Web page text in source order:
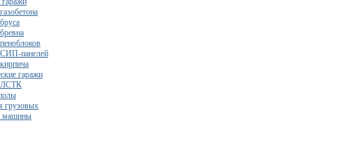
панелей
гаражи
ЛСТК
грузовых
машины